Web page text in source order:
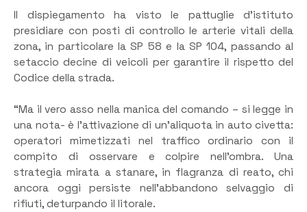
Il dispiegamento ha visto le pattuglie d’istituto
presidiare con posti di controllo le arterie vitali della
zona, in particolare la SP 58 e la SP 104, passando al
setaccio decine di veicoli per garantire il rispetto del
Codice della strada.
“Ma il vero asso nella manica del comando – si legge in
una nota- è l’attivazione di un’aliquota in auto civetta:
operatori mimetizzati nel traffico ordinario con il
compito di osservare e colpire nell’ombra. Una
strategia mirata a stanare, in flagranza di reato, chi
ancora oggi persiste nell’abbandono selvaggio di
rifiuti, deturpando il litorale.